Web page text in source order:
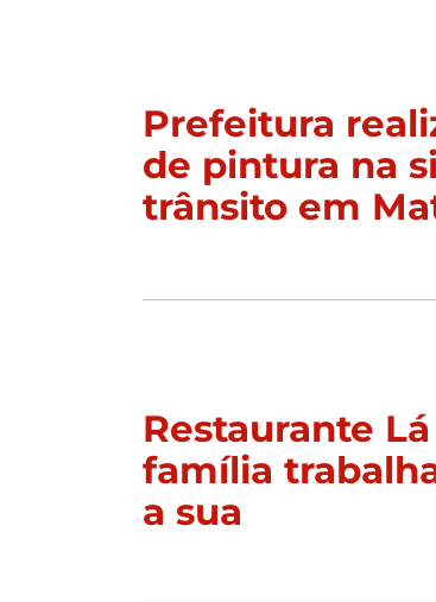
Prefeitura
de pintura na
trânsito em
Restaurante
família
a sua